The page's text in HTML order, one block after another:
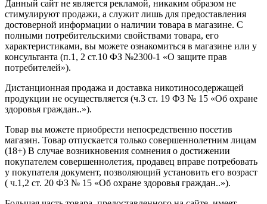
Данный сайт не является рекламой, никаким образом не
стимулируют продажи, а служит лишь для предоставления
достоверной информации о наличии товара в магазине. С
полными потребительскими свойствами товара, его
характеристиками, вы можете ознакомиться в магазине или у
консультанта (п.1, 2 ст.10 ФЗ №2300-1 «О защите прав
потребителей»).
Дистанционная продажа и доставка никотиносодержащей
продукции не осуществляется (ч.3 ст. 19 ФЗ № 15 «Об охране
здоровья граждан..»).
Товар вы можете приобрести непосредственно посетив
магазин. Товар отпускается только совершеннолетним лицам
(18+) В случае возникновения сомнения о достижении
покупателем совершеннолетия, продавец вправе потребовать
у покупателя документ, позволяющий установить его возраст
( ч.1,2 ст. 20 ФЗ № 15 «Об охране здоровья граждан..»).